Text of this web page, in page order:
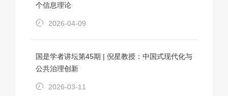
个信息理论
2026-04-09
国是学者讲坛第45期 | 倪星教授：中国式现代化与
公共治理创新
2026-03-11